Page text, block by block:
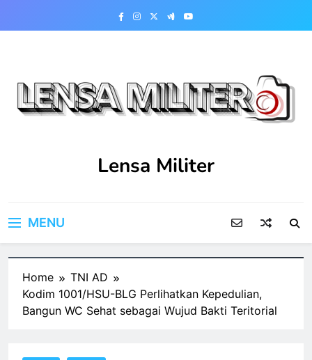
Lensa Militer
MENU
Home
TNI AD
Kodim 1001/HSU-BLG Perlihatkan Kepedulian,
Bangun WC Sehat sebagai Wujud Bakti Teritorial